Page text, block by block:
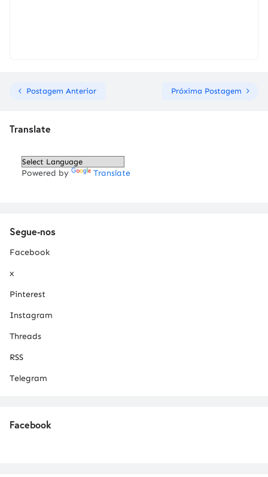
Postagem Anterior Próxima Postagem
Translate
Powered by Translate
Segue-nos
Facebook
x
Pinterest
Instagram
Threads
RSS
Telegram
Facebook